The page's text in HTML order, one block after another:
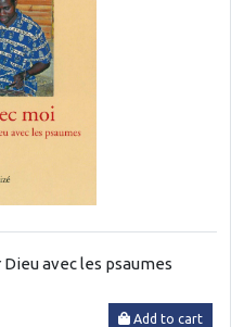
avec les psaumes
Add to cart